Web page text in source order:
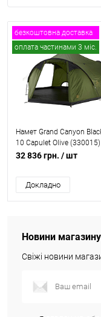
безкоштовна доставка
оплата частинами 3 міс.
Намет Grand Canyon
10 Capulet Olive (330015)
32 836 грн. / шт
Докладно
Новини магазину
Свіжі новини